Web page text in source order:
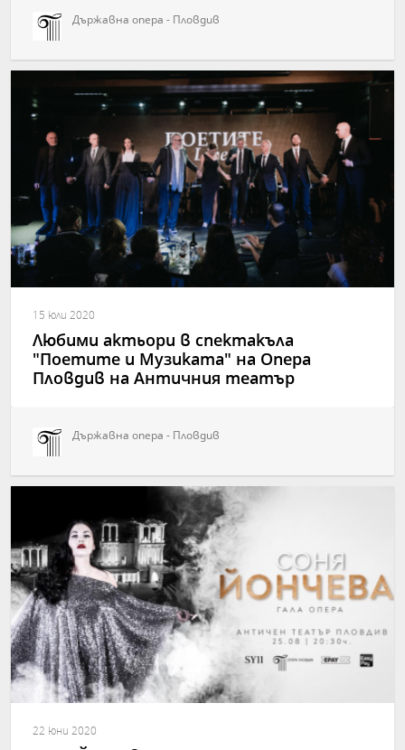
Държавна опера - Пловдив
15 юли 2020
Любими актьори в спектакъла
"Поетите и Музиката" на Опера
Пловдив на Античния театър
Държавна опера - Пловдив
22 юни 2020